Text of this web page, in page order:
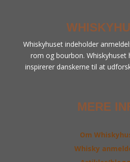
Whiskyhuset indeholder
rom og bourbon.
inspirerer danskerne til at
MERE
Om
Whisky